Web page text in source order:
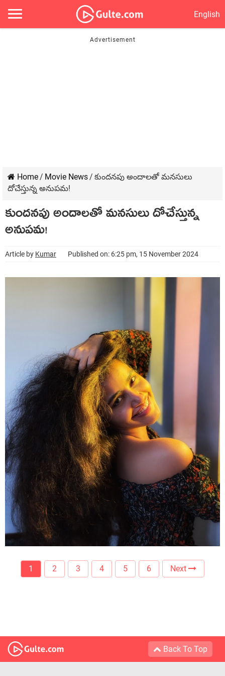
English
Home/ Movie News/ కుందనపు అందాలతో మనసులు
దోచేస్తున్న అనుపమ!
కుందనపు అందాలతో మనసులు దోచేస్తున్న
అనుపమ!
Article by Kumar Published on: 6:25 pm, 15 November 2024
1 2 3 4 5 6 Next
Back To Top